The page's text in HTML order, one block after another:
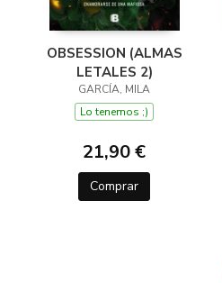
OBSESSION (ALMAS
LETALES 2)
GARCÍA, MILA
Lo tenemos ;)
21,90 €
Comprar